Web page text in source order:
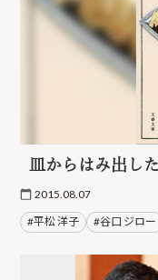
皿からはみ出し
2015.08.07
#平松 洋子 #谷口 ジロー